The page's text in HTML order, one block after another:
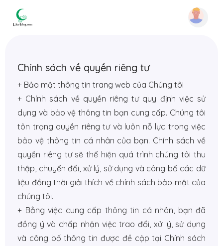
Chính sách về quyền riêng tư
+ Bảo mật thông tin trang web của Chúng tôi
+ Chính sách về quyền riêng tư quy định việc sử
dụng và bảo vệ thông tin bạn cung cấp. Chúng tôi
tôn trọng quyền riêng tư và luôn nỗ lực trong việc
bảo vệ thông tin cá nhân của bạn. Chính sách về
quyền riêng tư sẽ thể hiện quá trình chúng tôi thu
thập, chuyển đổi, xử lý, sử dụng và công bố các dữ
liệu đồng thời giải thích về chính sách bảo mật của
chúng tôi.
+ Bằng việc cung cấp thông tin cá nhân, bạn đã
đồng ý và chấp nhận việc trao đổi, xử lý, sử dụng
và công bố thông tin được đề cập tại Chính sách